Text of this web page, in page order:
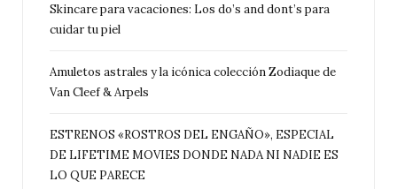
Skincare para vacaciones: Los do’s and dont’s para
cuidar tu piel
Amuletos astrales y la icónica colección Zodiaque de
Van Cleef & Arpels
ESTRENOS «ROSTROS DEL ENGAÑO», ESPECIAL
DE LIFETIME MOVIES DONDE NADA NI NADIE ES
LO QUE PARECE